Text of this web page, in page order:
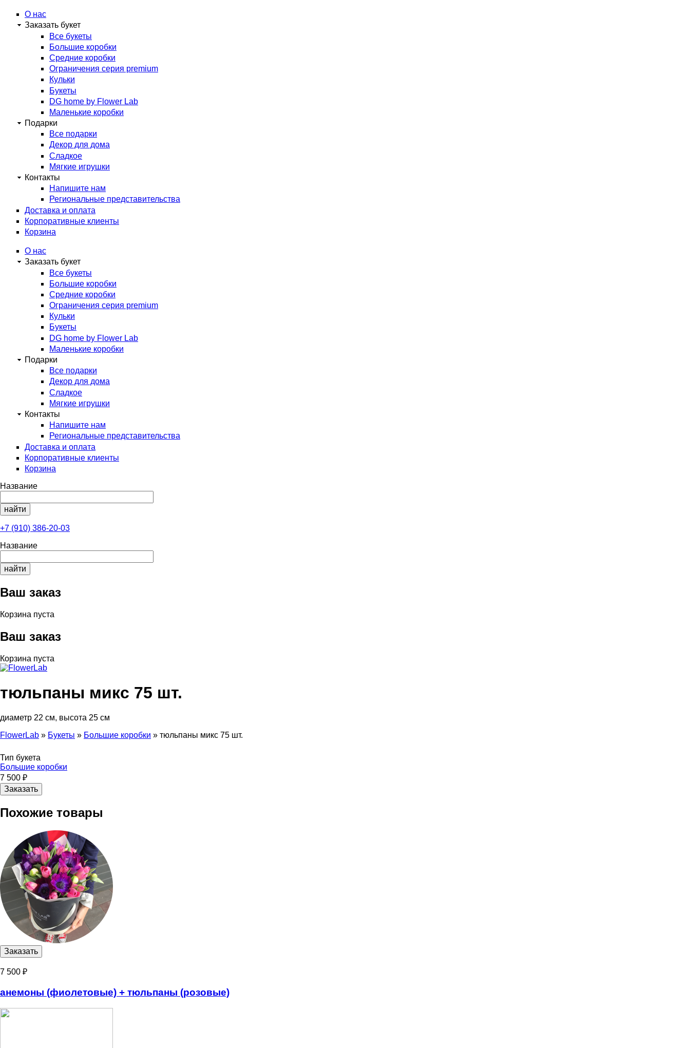
О нас
Заказать букет
Все букеты
Большие коробки
Средние коробки
Ограничения серия premium
Кульки
Букеты
DG home by Flower Lab
Маленькие коробки
Подарки
Все подарки
Декор для дома
Сладкое
Мягкие игрушки
Контакты
Напишите нам
Региональные представительства
Доставка и оплата
Корпоративные клиенты
Корзина
О нас
Заказать букет
Все букеты
Большие коробки
Средние коробки
Ограничения серия premium
Кульки
Букеты
DG home by Flower Lab
Маленькие коробки
Подарки
Все подарки
Декор для дома
Сладкое
Мягкие игрушки
Контакты
Напишите нам
Региональные представительства
Доставка и оплата
Корпоративные клиенты
Корзина
Название
+7 (910) 386-20-03
Название
Ваш заказ
Корзина пуста
Ваш заказ
Корзина пуста
тюльпаны микс 75 шт.
диаметр 22 см, высота 25 см
FlowerLab » Букеты » Большие коробки » тюльпаны микс 75 шт.
Тип букета
Большие коробки
7 500 ₽
Похожие товары
7 500 ₽
анемоны (фиолетовые) + тюльпаны (розовые)